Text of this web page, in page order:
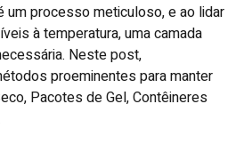
um processo meticuloso, e ao lidar
à temperatura, uma camada
Neste post,
proeminentes para manter
Pacotes de Gel, Contêineres